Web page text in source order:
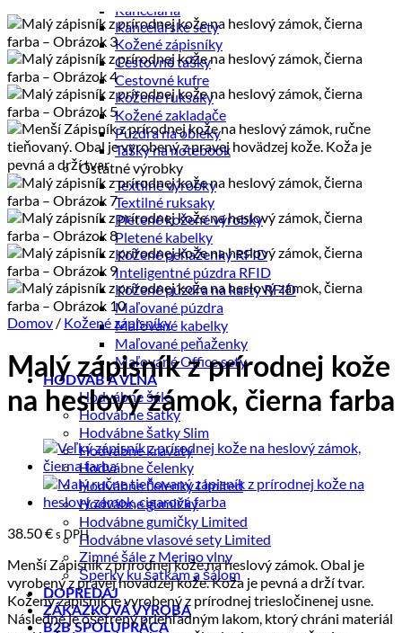
Kancelária
Kancelárske sety
Kožené zápisníky
Cestovné tašky
Cestovné kufre
Kožené ruksaky
Kožené zakladače
Púzdra na obleky
Tašky na notebook
Ostatné výrobky
Textilné výrobky
Textilné ruksaky
Pletené kožené výrobky
Pletené kabelky
Kožené peňaženky RFID
Inteligentné púzdra RFID
Kožené púzdra na karty RFID
Maľované púzdra
Maľované kabelky
Maľované peňaženky
Maľované Office sety
HODVÁB A VLNA
Hodvábne šále
Hodvábne šatky
Hodvábne šatky Slim
Hodvábne kravaty
Hodvábne čelenky
Hodvábne čelenky Limited
Hodvábne gumičky
Hodvábne gumičky Limited
Hodvábne vlasové sety Limited
Zimné šále z Merino vlny
Šperky ku šatkám a šálom
DOPREDAJ
ZÁKAZKOVÁ VÝROBA
B2B SPOLUPRÁCA
Domov / Kožené zápisníky
Malý zápisník z prírodnej kože
na heslový zámok, čierna farba
38.50€s DPH
Menší Zápisník z prírodnej kože na heslový zámok. Obal je
vyrobený z pravej hovädzej kože. Koža je pevná a drží tvar.
Kožený zápisník je vyrobený z prírodnej triesločinenej usne.
Následné je ošetrený priehľadným lakom, ktorý chráni materiál